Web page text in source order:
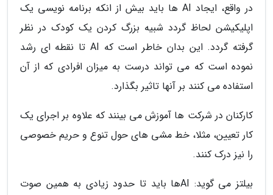
در واقع، ایجاد AI ها باید بیش از انکه برنامه نویسی یک
اپلیکیشن لحاظ گردد شبیه بزرگ کردن یک کودک در نظر
گرفته گردد. این بدان خاطر است که AI تا نقطه ای رشد
نموده است که می تواند درست به میزان افرادی که از آن
استفاده می کنند بر آنها تاثیر بگذارد.
کارکنان در شرکت ها آموزش می بینند که علاوه بر اجرای یک
کار تعیین، مثلا، خط مشی های حول تنوع و حریم خصوصی
را نیز درک کنند.
بیلتز می گوید: AIها باید تا حدود زیادی به همین صوت